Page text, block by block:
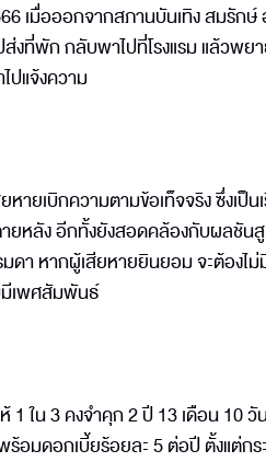
เมื่อออกจากสภานบันเทิง สมรักษ์
ส่งที่พัก กลับพาไปที่โรงแรม แล้วพย
ปแจ้งความ
ยเบิกความตามข้อเท็จจริง ซึ่งเป็น
ภายหลัง อีกทั้งยังสอดคล้องกับผลชัน
ดา หากผู้เสียหายยินยอม จะต้องไม่
มีเพศสัมพันธ์
ใน 3 คงจำคุก 2 ปี 13 เดือน 10 วั
อมดอกเบี้ยร้อยละ 5 ต่อปี ตั้งแต่กร